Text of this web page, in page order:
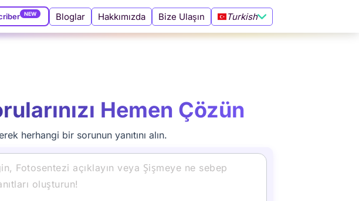
NEW Bloglar Hakkımızda Bize Ulaşın Turkish
Hemen Çözün
herhangi bir sorunun yanıtını alın.